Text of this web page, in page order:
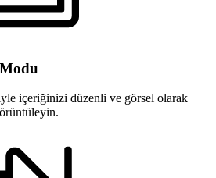
içeriğinizi düzenli ve görsel olarak